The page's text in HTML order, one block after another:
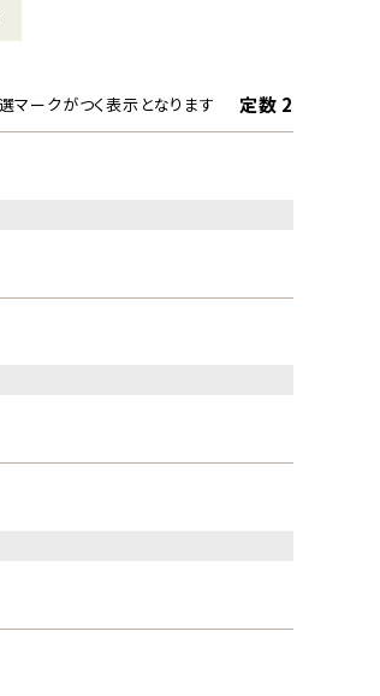
ークがつく表示となります 定数 2